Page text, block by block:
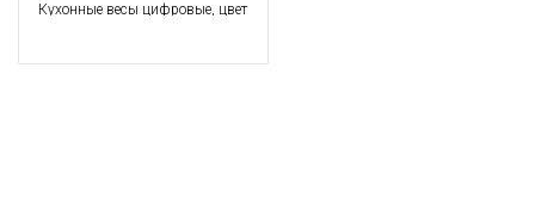
Кухонные весы цифровые, цвет